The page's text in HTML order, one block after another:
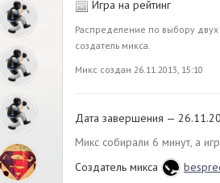
Игра на рейтинг
Распределение по выбору
создатель микса.
Микс создан 26.11.2013, 15:10
Дата завершения —
Микс собирали 6 минут, а
Создатель микса